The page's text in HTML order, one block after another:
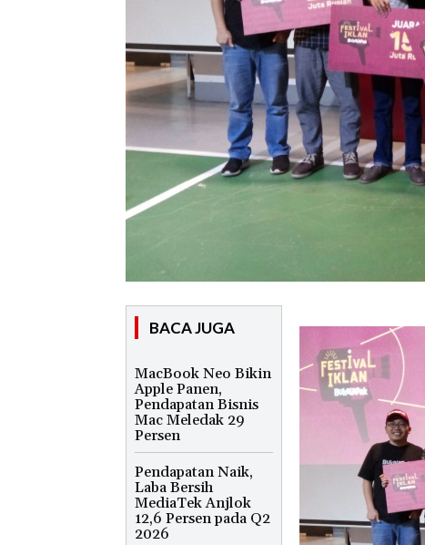
BACA JUGA
MacBook Neo Bikin
Apple Panen,
Pendapatan Bisnis
Mac Meledak 29
Persen
Pendapatan Naik,
Laba Bersih
MediaTek Anjlok
12,6 Persen pada Q2
2026